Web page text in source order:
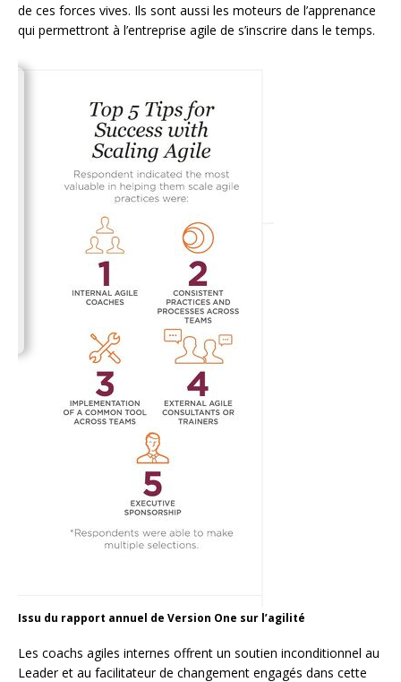
de ces forces vives. Ils sont aussi les moteurs de l’apprenance
qui permettront à l’entreprise agile de s’inscrire dans le temps.
Issu du rapport annuel de Version One sur l’agilité
Les coachs agiles internes offrent un soutien inconditionnel au
Leader et au facilitateur de changement engagés dans cette